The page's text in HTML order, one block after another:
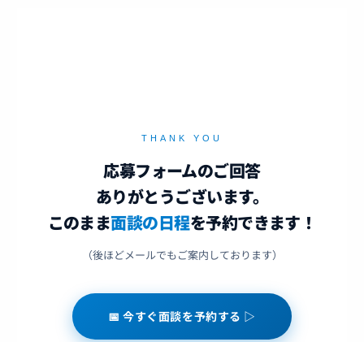
THANK YOU
応募フォームのご回答
ありがとうございます。
このまま面談の日程を予約できます！
（後ほどメールでもご案内しております）
📅 今すぐ面談を予約する ▷
会社概要